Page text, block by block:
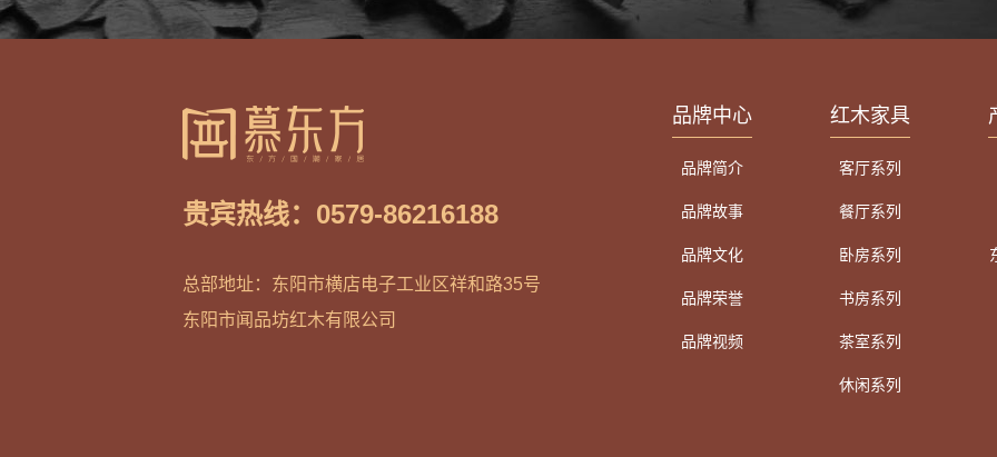
贵宾热线：0579-86216188
总部地址：东阳市横店电子工业区祥和路35号
东阳市闻品坊红木有限公司
品牌中心
品牌简介
品牌故事
品牌文化
品牌荣誉
品牌视频
红木家具
客厅系列
餐厅系列
卧房系列
书房系列
茶室系列
休闲系列